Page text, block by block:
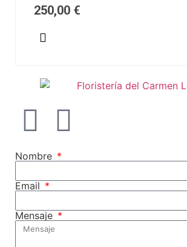
250,00 €
Nombre
Email
Mensaje